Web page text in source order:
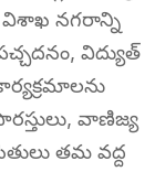
విశాఖ నగరాన్ని
విద్యుత్
వాణిజ్య
తమ వద్ద